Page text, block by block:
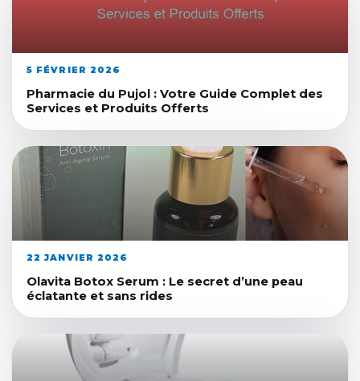
5 FÉVRIER 2026
Pharmacie du Pujol : Votre Guide Complet des
Services et Produits Offerts
22 JANVIER 2026
Olavita Botox Serum : Le secret d’une peau
éclatante et sans rides